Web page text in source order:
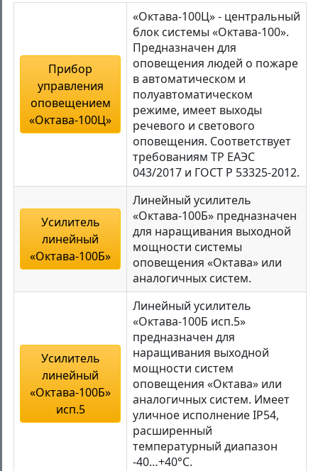
Прибор
управления
оповещением
«Октава-100Ц»
«Октава-100Ц» - центральный
блок системы «Октава-100».
Предназначен для
оповещения людей о пожаре
в автоматическом и
полуавтоматическом
режиме, имеет выходы
речевого и светового
оповещения. Соответствует
требованиям ТР ЕАЭС
043/2017 и ГОСТ Р 53325-2012.
Усилитель
линейный
«Октава-100Б»
Линейный усилитель
«Октава-100Б» предназначен
для наращивания выходной
мощности системы
оповещения «Октава» или
аналогичных систем.
Усилитель
линейный
«Октава-100Б»
исп.5
Линейный усилитель
«Октава-100Б исп.5»
предназначен для
наращивания выходной
мощности систем
оповещения «Октава» или
аналогичных систем. Имеет
уличное исполнение IP54,
расширенный
температурный диапазон
-40…+40°C.